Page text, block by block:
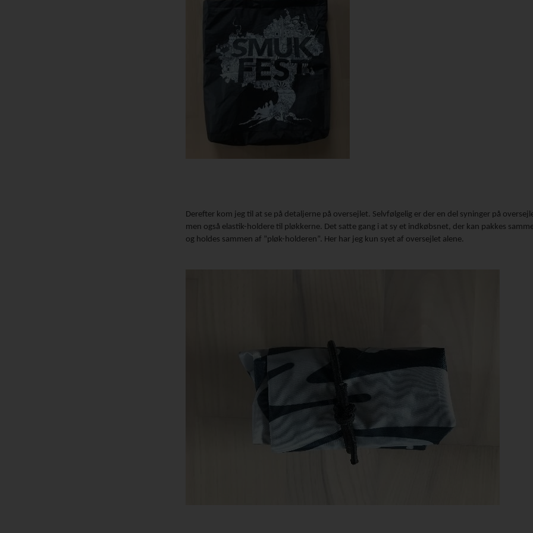
Derefter kom jeg til at se på detaljerne på oversejlet. Selvfølgelig er der en del syninger på
men også elastik-holdere til pløkkerne. Det satte gang i at sy et indkøbsnet, der kan pakkes
og holdes sammen af ”pløk-holderen”. Her har jeg kun syet af oversejlet alene.